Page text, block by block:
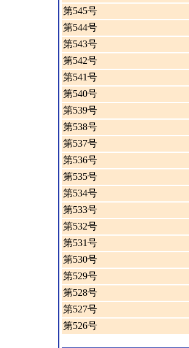
第545号
第544号
第543号
第542号
第541号
第540号
第539号
第538号
第537号
第536号
第535号
第534号
第533号
第532号
第531号
第530号
第529号
第528号
第527号
第526号